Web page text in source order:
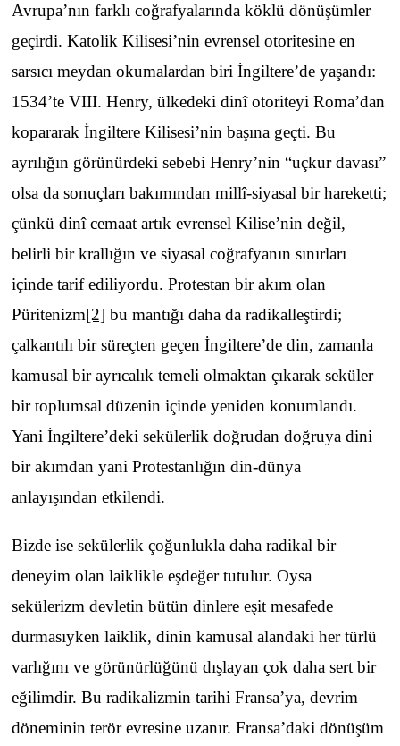
Avrupa’nın farklı coğrafyalarında köklü dönüşümler
geçirdi. Katolik Kilisesi’nin evrensel otoritesine en
sarsıcı meydan okumalardan biri İngiltere’de yaşandı:
1534’te VIII. Henry, ülkedeki dinî otoriteyi Roma’dan
kopararak İngiltere Kilisesi’nin başına geçti. Bu
ayrılığın görünürdeki sebebi Henry’nin “uçkur davası”
olsa da sonuçları bakımından millî-siyasal bir hareketti;
çünkü dinî cemaat artık evrensel Kilise’nin değil,
belirli bir krallığın ve siyasal coğrafyanın sınırları
içinde tarif ediliyordu. Protestan bir akım olan
Püritenizm[2] bu mantığı daha da radikalleştirdi;
çalkantılı bir süreçten geçen İngiltere’de din, zamanla
kamusal bir ayrıcalık temeli olmaktan çıkarak seküler
bir toplumsal düzenin içinde yeniden konumlandı.
Yani İngiltere’deki sekülerlik doğrudan doğruya dini
bir akımdan yani Protestanlığın din-dünya
anlayışından etkilendi.
Bizde ise sekülerlik çoğunlukla daha radikal bir
deneyim olan laiklikle eşdeğer tutulur. Oysa
sekülerizm devletin bütün dinlere eşit mesafede
durmasıyken laiklik, dinin kamusal alandaki her türlü
varlığını ve görünürlüğünü dışlayan çok daha sert bir
eğilimdir. Bu radikalizmin tarihi Fransa’ya, devrim
döneminin terör evresine uzanır. Fransa’daki dönüşüm